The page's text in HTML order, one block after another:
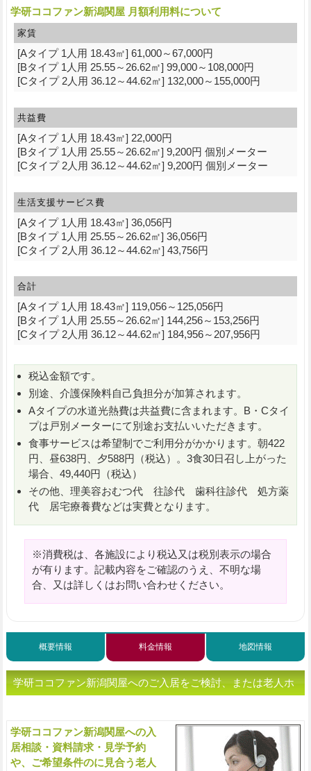
学研ココファン新潟関屋 月額利用料について
家賃
[Aタイプ 1人用 18.43㎡] 61,000～67,000円
[Bタイプ 1人用 25.55～26.62㎡] 99,000～108,000円
[Cタイプ 2人用 36.12～44.62㎡] 132,000～155,000円
共益費
[Aタイプ 1人用 18.43㎡] 22,000円
[Bタイプ 1人用 25.55～26.62㎡] 9,200円 個別メーター
[Cタイプ 2人用 36.12～44.62㎡] 9,200円 個別メーター
生活支援サービス費
[Aタイプ 1人用 18.43㎡] 36,056円
[Bタイプ 1人用 25.55～26.62㎡] 36,056円
[Cタイプ 2人用 36.12～44.62㎡] 43,756円
合計
[Aタイプ 1人用 18.43㎡] 119,056～125,056円
[Bタイプ 1人用 25.55～26.62㎡] 144,256～153,256円
[Cタイプ 2人用 36.12～44.62㎡] 184,956～207,956円
税込金額です。
別途、介護保険料自己負担分が加算されます。
Aタイプの水道光熱費は共益費に含まれます。B・Cタイ
プは戸別メーターにて別途お支払いいただきます。
食事サービスは希望制でご利用分がかかります。朝422
円、昼638円、夕588円（税込）。3食30日召し上がった
場合、49,440円（税込）
その他、理美容おむつ代 往診代 歯科往診代 処方薬
代 居宅療養費などは実費となります。
※消費税は、各施設により税込又は税別表示の場合
が有ります。記載内容をご確認のうえ、不明な場
合、又は詳しくはお問い合わせください。
概要情報 料金情報 地図情報
学研ココファン新潟関屋へのご入居をご検討、または老人ホ
学研ココファン新潟関屋への入
居相談・資料請求・見学予約
や、ご希望条件のに見合う老人